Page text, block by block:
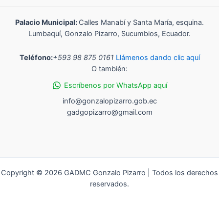
Palacio Municipal: Calles Manabí y Santa María, esquina.
Lumbaquí, Gonzalo Pizarro, Sucumbios, Ecuador.
Teléfono:+593 98 875 0161 Llámenos dando clic aquí
O también:
Escríbenos por WhatsApp aquí
info@gonzalopizarro.gob.ec
gadgopizarro@gmail.com
Copyright © 2026 GADMC Gonzalo Pizarro | Todos los derechos
reservados.